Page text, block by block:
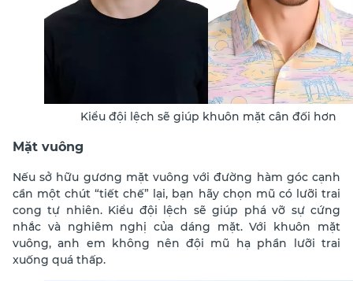
Kiểu đội lệch sẽ giúp khuôn mặt cân đối hơn
Mặt vuông
Nếu sở hữu gương mặt vuông với đường hàm góc cạnh
cần một chút “tiết chế” lại, bạn hãy chọn mũ có lưỡi trai
cong tự nhiên. Kiểu đội lệch sẽ giúp phá vỡ sự cứng
nhắc và nghiêm nghị của dáng mặt. Với khuôn mặt
vuông, anh em không nên đội mũ hạ phần lưỡi trai
xuống quá thấp.